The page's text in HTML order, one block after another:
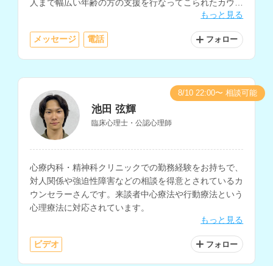
人まで幅広い年齢の方の支援を行なってこられたカウン
もっと見る
メッセージ 電話 フォロー
池田 弦輝
臨床心理士・公認心理師
心療内科・精神科クリニックでの勤務経験をお持ちで、
対人関係や強迫性障害などの相談を得意とされているカ
ウンセラーさんです。来談者中心療法や行動療法という
心理療法に対応されています。
もっと見る
ビデオ フォロー
8/10 22:00〜 相談可能